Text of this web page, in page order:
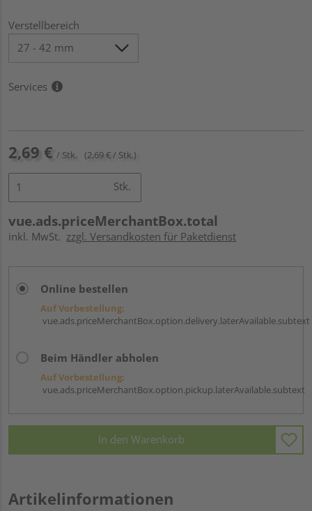
Verstellbereich
Services
2,69 € / Stk. (2,69 € / Stk.)
Stk.
vue.ads.priceMerchantBox.total
inkl. MwSt. zzgl. Versandkosten für Paketdienst
Online bestellen
Auf Vorbestellung:
vue.ads.priceMerchantBox.option.delivery.laterAvailable.subtext
Beim Händler abholen
Auf Vorbestellung:
vue.ads.priceMerchantBox.option.pickup.laterAvailable.subtext
In den Warenkorb
Artikelinformationen